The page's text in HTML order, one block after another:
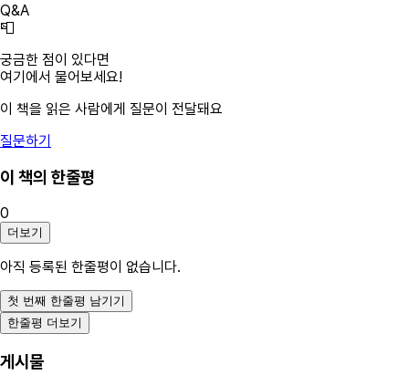
Q&A
📮
궁금한 점이 있다면
여기에서 물어보세요!
이 책을 읽은 사람에게 질문이 전달돼요
질문하기
이 책의 한줄평
0
더보기
아직 등록된 한줄평이 없습니다.
첫 번째 한줄평 남기기
한줄평 더보기
게시물